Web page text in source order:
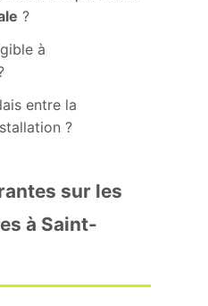
?
à
entre la
?
sur les
à Saint-